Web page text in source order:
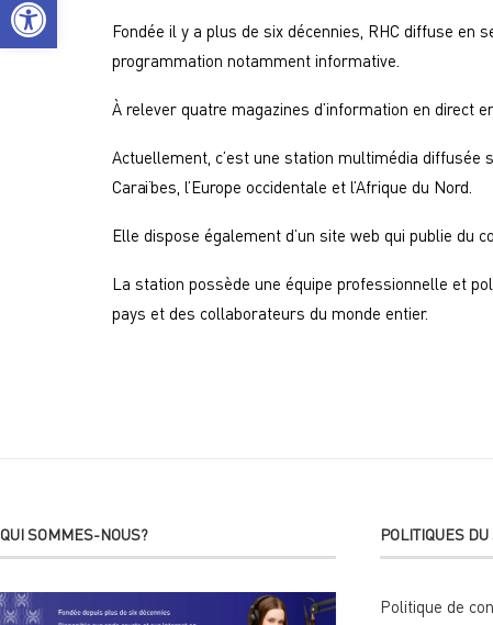
Fondée il y a plus de six décennies, RHC diffuse en
programmation notamment informative.
À relever quatre magazines d’information en direct
Actuellement, c’est une station multimédia diffusée
Caraïbes, l’Europe occidentale et l’Afrique du Nord.
Elle dispose également d’un site web qui publie du
La station possède une équipe professionnelle et
pays et des collaborateurs du monde entier.
QUI SOMMES-NOUS? POLITIQUES DU
Politique de